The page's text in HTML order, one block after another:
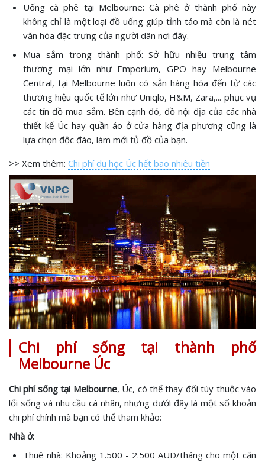
Uống cà phê tại Melbourne: Cà phê ở thành phố này
không chỉ là một loại đồ uống giúp tỉnh táo mà còn là nét
văn hóa đặc trưng của người dân nơi đây.
Mua sắm trong thành phố: Sở hữu nhiều trung tâm
thương mại lớn như Emporium, GPO hay Melbourne
Central, tại Melbourne luôn có sẵn hàng hóa đến từ các
thương hiệu quốc tế lớn như Uniqlo, H&M, Zara,... phục vụ
các tín đồ mua sắm. Bên cạnh đó, đồ nội địa của các nhà
thiết kế Úc hay quần áo ở cửa hàng địa phương cũng là
lựa chọn độc đáo, làm mới tủ đồ của bạn.
>> Xem thêm: Chi phí du học Úc hết bao nhiêu tiền
Chi phí sống tại thành phố
Melbourne Úc
Chi phí sống tại Melbourne, Úc, có thể thay đổi tùy thuộc vào
lối sống và nhu cầu cá nhân, nhưng dưới đây là một số khoản
chi phí chính mà bạn có thể tham khảo:
Nhà ở:
Thuê nhà: Khoảng 1.500 - 2.500 AUD/tháng cho một căn